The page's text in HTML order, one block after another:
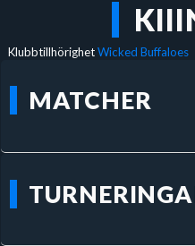
KlubbtillhörighetWicked Buffaloes
MATCHER